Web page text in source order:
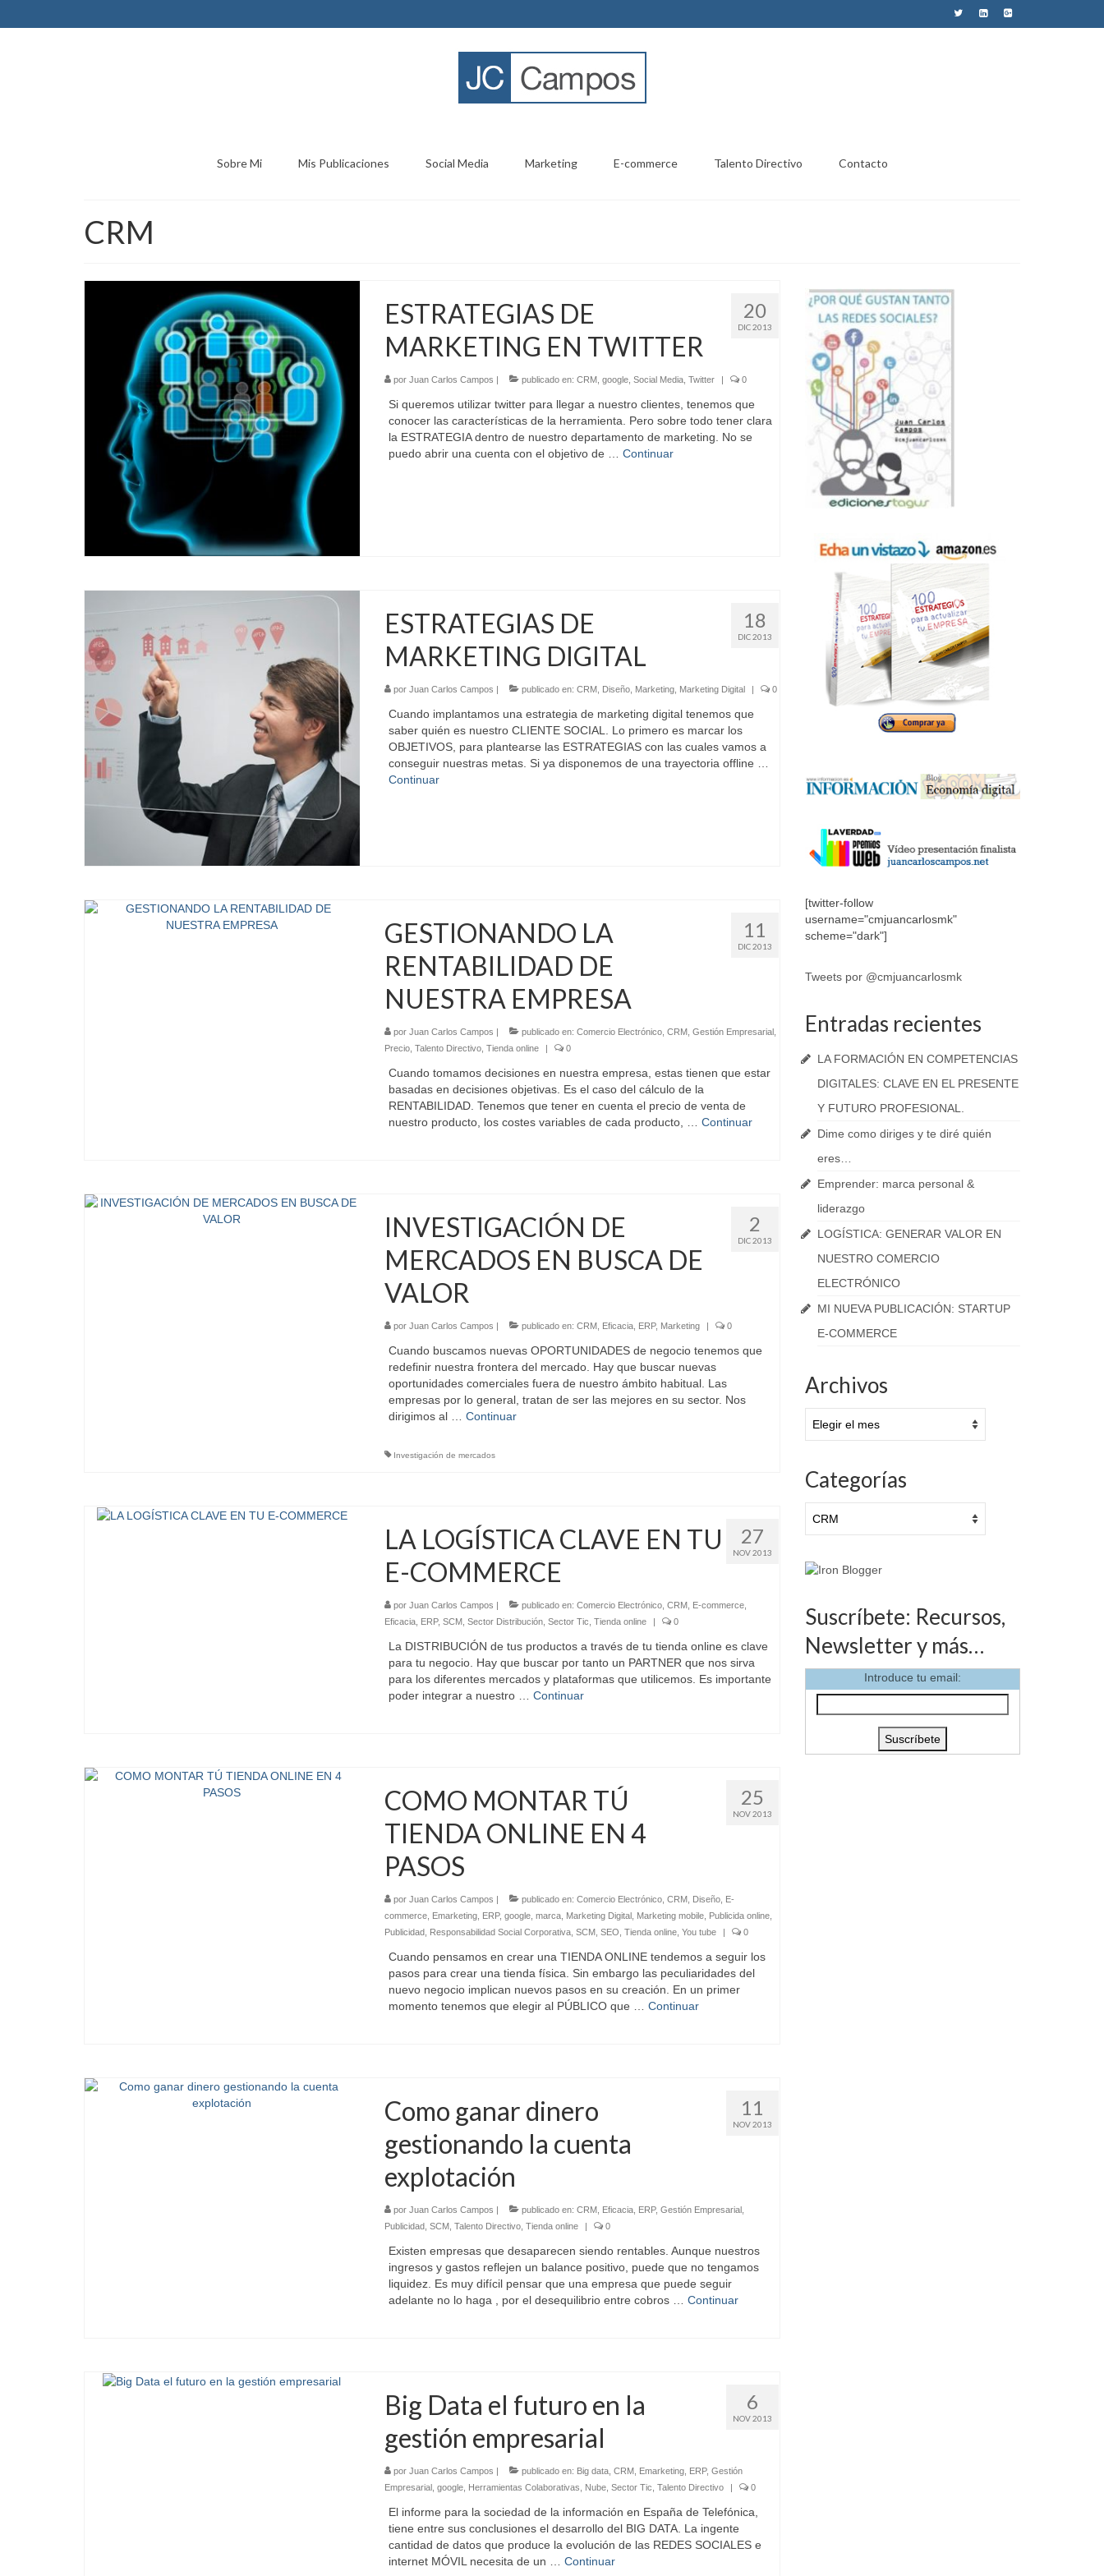
Sobre Mi Mis Publicaciones Social Media Marketing E-commerce Talento Directivo Contacto
CRM
20
DIC 2013
ESTRATEGIAS DE
MARKETING EN TWITTER
por Juan Carlos Campos | publicado en: CRM, google, Social Media, Twitter | 0
Si queremos utilizar twitter para llegar a nuestro clientes, tenemos que
conocer las características de la herramienta. Pero sobre todo tener clara
la ESTRATEGIA dentro de nuestro departamento de marketing. No se
puedo abrir una cuenta con el objetivo de … Continuar
18
DIC 2013
ESTRATEGIAS DE
MARKETING DIGITAL
por Juan Carlos Campos | publicado en: CRM, Diseño, Marketing, Marketing Digital | 0
Cuando implantamos una estrategia de marketing digital tenemos que
saber quién es nuestro CLIENTE SOCIAL. Lo primero es marcar los
OBJETIVOS, para plantearse las ESTRATEGIAS con las cuales vamos a
conseguir nuestras metas. Si ya disponemos de una trayectoria offline …
Continuar
11
DIC 2013
GESTIONANDO LA
RENTABILIDAD DE
NUESTRA EMPRESA
por Juan Carlos Campos | publicado en: Comercio Electrónico, CRM, Gestión Empresarial,
Precio, Talento Directivo, Tienda online | 0
Cuando tomamos decisiones en nuestra empresa, estas tienen que estar
basadas en decisiones objetivas. Es el caso del cálculo de la
RENTABILIDAD. Tenemos que tener en cuenta el precio de venta de
nuestro producto, los costes variables de cada producto, … Continuar
2
DIC 2013
INVESTIGACIÓN DE
MERCADOS EN BUSCA DE
VALOR
por Juan Carlos Campos | publicado en: CRM, Eficacia, ERP, Marketing | 0
Cuando buscamos nuevas OPORTUNIDADES de negocio tenemos que
redefinir nuestra frontera del mercado. Hay que buscar nuevas
oportunidades comerciales fuera de nuestro ámbito habitual. Las
empresas por lo general, tratan de ser las mejores en su sector. Nos
dirigimos al … Continuar
Investigación de mercados
27
NOV 2013
LA LOGÍSTICA CLAVE EN TU
E-COMMERCE
por Juan Carlos Campos | publicado en: Comercio Electrónico, CRM, E-commerce,
Eficacia, ERP, SCM, Sector Distribución, Sector Tic Tienda online | 0
La DISTRIBUCIÓN de tus productos a través de tu tienda online es clave
para tu negocio. Hay que buscar por tanto un PARTNER que nos sirva
para los diferentes mercados y plataformas que utilicemos. Es importante
poder integrar a nuestro … Continuar
25
NOV 2013
COMO MONTAR TÚ
TIENDA ONLINE EN 4
PASOS
por Juan Carlos Campos | publicado en: Comercio Electrónico, CRM, Diseño, E-
commerce, Emarketing, ERP, google, marca, Marketing Digital, Marketing mobile, Publicida online,
Publicidad, Responsabilidad Social Corporativa, SCM, SEO Tienda online, You tube | 0
Cuando pensamos en crear una TIENDA ONLINE tendemos a seguir los
pasos para crear una tienda física. Sin embargo las peculiaridades del
nuevo negocio implican nuevos pasos en su creación. En un primer
momento tenemos que elegir al PÚBLICO que … Continuar
11
NOV 2013
Como ganar dinero
gestionando la cuenta
explotación
por Juan Carlos Campos | publicado en: CRM, Eficacia, ERP, Gestión Empresarial,
Publicidad, SCM, Talento Directivo, Tienda online | 0
Existen empresas que desaparecen siendo rentables. Aunque nuestros
ingresos y gastos reflejen un balance positivo, puede que no tengamos
liquidez. Es muy difícil pensar que una empresa que puede seguir
adelante no lo haga , por el desequilibrio entre cobros … Continuar
6
NOV 2013
Big Data el futuro en la
gestión empresarial
por Juan Carlos Campos | publicado en: Big data, CRM, Emarketing, ERP, Gestión
Empresarial, google, Herramientas Colaborativas Nube, Sector Tic Talento Directivo | 0
El informe para la sociedad de la información en España de Telefónica,
tiene entre sus conclusiones el desarrollo del BIG DATA. La ingente
cantidad de datos que produce la evolución de las REDES SOCIALES e
internet MÓVIL necesita de un … Continuar
[twitter-follow
username="cmjuancarlosmk"
scheme="dark"]
Tweets por @cmjuancarlosmk
Entradas recientes
LA FORMACIÓN EN COMPETENCIAS
DIGITALES: CLAVE EN EL PRESENTE
Y FUTURO PROFESIONAL.
Dime como diriges y te diré quién
eres…
Emprender: marca personal &
liderazgo
LOGÍSTICA: GENERAR VALOR EN
NUESTRO COMERCIO
ELECTRÓNICO
MI NUEVA PUBLICACIÓN: STARTUP
E-COMMERCE
Archivos
Categorías
Suscríbete: Recursos,
Newsletter y más…
Introduce tu email: